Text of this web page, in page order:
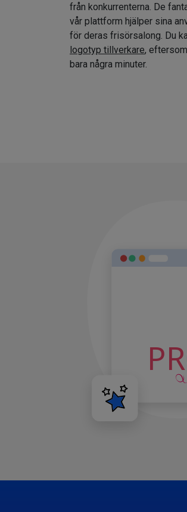
från konkurrenterna. De
vår plattform hjälper sina
för deras frisörsalong. Du
logotyp tillverkare,
bara några minuter.